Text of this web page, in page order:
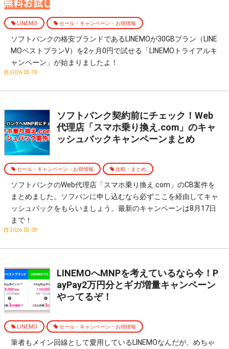
LINEMO セール・キャンペーン・お得情報
ソフトバンクの格安ブランドであるLINEMOが30GBプラン（LINE
MOベストプランV）を2ヶ月0円で試せる「LINEMOトライアルキ
ャンペーン」が始まりましたよ！
2026.05.19
ソフトバンク契約前にチェック！Web
代理店「スマホ乗り換え.com」のキャ
ッシュバックキャンペーンまとめ
セール・キャンペーン・お得情報 比較・まとめ
ソフトバンクのWeb代理店「スマホ乗り換え.com」のCB案件を
まとめました。ソフバンに申し込むなら必ずここを経由してキャ
ッシュバックをもらいましょう。最新のキャンペーンは8月17日
まで！
2026.03.09
LINEMOへMNPを考えているなら今！P
ayPay2万円分とギガ増量キャンペーン
やってるぞ！
LINEMO セール・キャンペーン・お得情報
筆者もメイン回線として愛用しているLINEMOなんだが、めちゃ